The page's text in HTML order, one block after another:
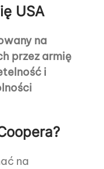
USA
na
przez armię
i
na